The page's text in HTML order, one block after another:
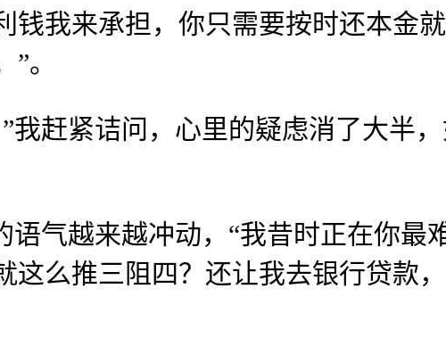
我来承担，你只需要按时还本金
。
紧诘问，心里的疑虑消了大半，
气越来越冲动，“我昔时正在你最
么推三阻四？还让我去银行贷款